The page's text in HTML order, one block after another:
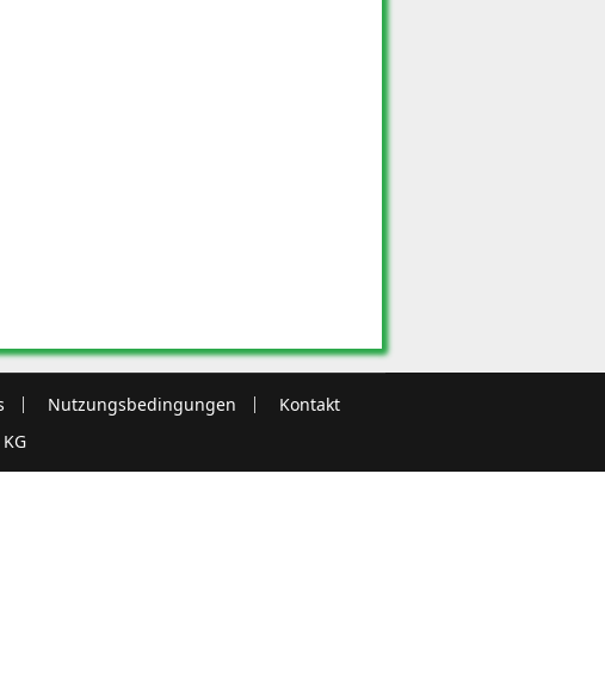
Nutzungsbedingungen
Kontakt